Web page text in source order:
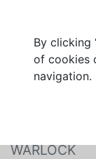
By clicking
of cookies
navigation.
WARLOCK